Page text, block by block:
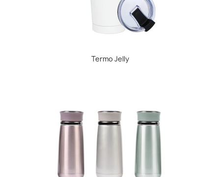
Termo Jelly